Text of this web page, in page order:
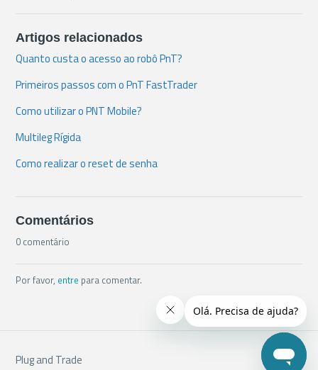
Artigos relacionados
Quanto custa o acesso ao robô PnT?
Primeiros passos com o PnT FastTrader
Como utilizar o PNT Mobile?
Multileg Rígida
Como realizar o reset de senha
Comentários
0 comentário
Por favor, entre para comentar.
Plug and Trade